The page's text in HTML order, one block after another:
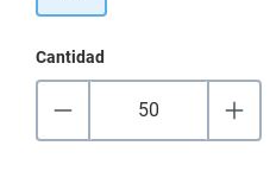
Cantidad